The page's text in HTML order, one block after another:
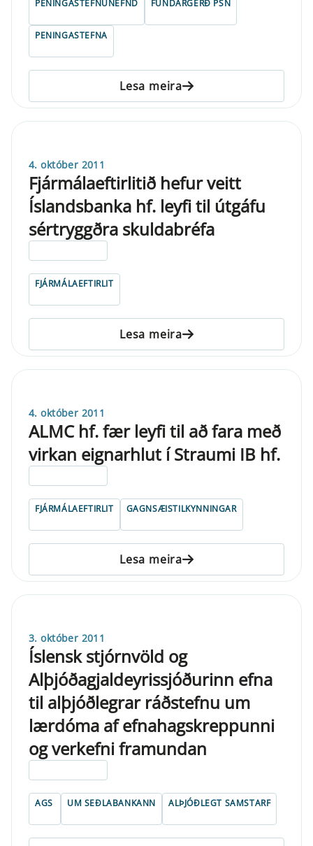
PENINGASTEFNUNEFND FUNDARGERÐ PSN
PENINGASTEFNA
Lesa meira
4. október 2011
Fjármálaeftirlitið hefur veitt
Íslandsbanka hf. leyfi til útgáfu
sértryggðra skuldabréfa
FJÁRMÁLAEFTIRLIT
Lesa meira
4. október 2011
ALMC hf. fær leyfi til að fara með
virkan eignarhlut í Straumi IB hf.
FJÁRMÁLAEFTIRLIT GAGNSÆISTILKYNNINGAR
Lesa meira
3. október 2011
Íslensk stjórnvöld og
Alþjóðagjaldeyrissjóðurinn efna
til alþjóðlegrar ráðstefnu um
lærdóma af efnahagskreppunni
og verkefni framundan
AGS UM SEÐLABANKANN ALÞJÓÐLEGT SAMSTARF